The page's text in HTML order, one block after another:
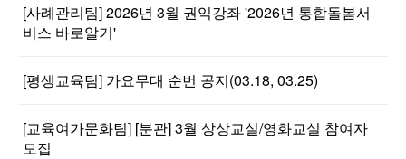
[사례관리팀] 2026년 3월 권익강좌 '2026년 통합돌봄서
비스 바로알기'
[평생교육팀] 가요무대 순번 공지(03.18, 03.25)
[교육여가문화팀] [분관] 3월 상상교실/영화교실 참여자
모집